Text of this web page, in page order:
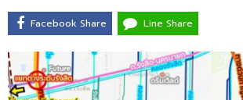
Facebook Share Line Share